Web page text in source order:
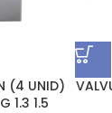
(4 UNID)
1.3 1.5